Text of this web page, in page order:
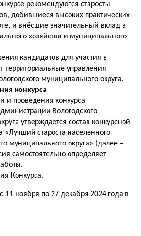
рекомендуются старосты
добившиеся высоких практических
и внёсшие значительный вклад в
хозяйства и муниципального
кандидатов для участия в
территориальные управления
муниципального округа.
конкурса
и проведения конкурса
Вологодского
утверждается состав конкурсной
«Лучший староста населенного
муниципального округа» (далее –
самостоятельно определяет
Конкурса.
11 ноября по 27 декабря 2024 года в